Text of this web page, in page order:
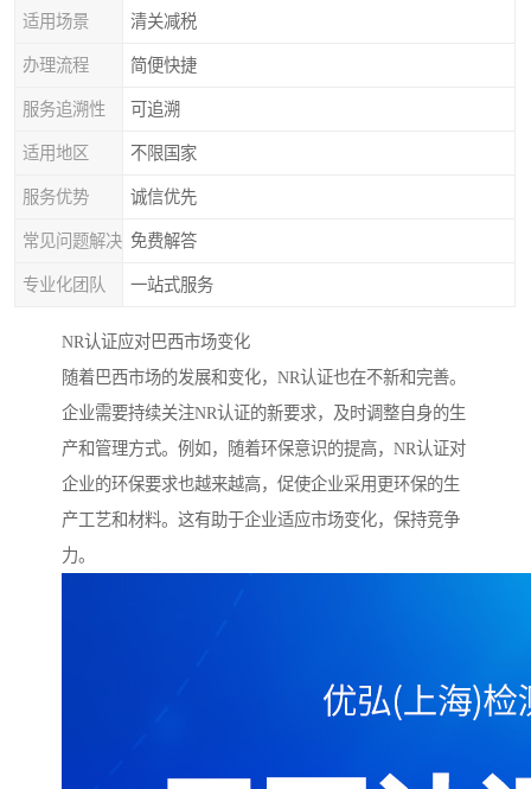
适用场景 清关减税
办理流程 简便快捷
服务追溯性 可追溯
适用地区 不限国家
服务优势 诚信优先
常见问题解决 免费解答
专业化团队 一站式服务
NR认证应对巴西市场变化
随着巴西市场的发展和变化，NR认证也在不新和完善。
企业需要持续关注NR认证的新要求，及时调整自身的生
产和管理方式。例如，随着环保意识的提高，NR认证对
企业的环保要求也越来越高，促使企业采用更环保的生
产工艺和材料。这有助于企业适应市场变化，保持竞争
力。